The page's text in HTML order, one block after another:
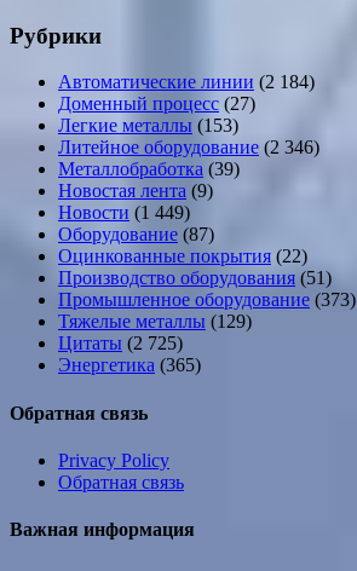
Рубрики
Автоматические линии (2 184)
Доменный процесс (27)
Легкие металлы (153)
Литейное оборудование (2 346)
Металлобработка (39)
Новостая лента (9)
Новости (1 449)
Оборудование (87)
Оцинкованные покрытия (22)
Производство оборудования (51)
Промышленное оборудование (373)
Тяжелые металлы (129)
Цитаты (2 725)
Энергетика (365)
Обратная связь
Privacy Policy
Обратная связь
Важная информация